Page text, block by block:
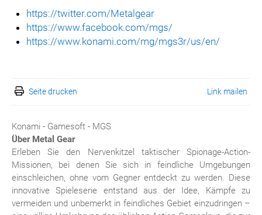
https://twitter.com/Metalgear
https://www.facebook.com/mgs/
https://www.konami.com/mg/mgs3r/us/en/
Seite drucken Link mailen
Konami - Gamesoft - MGS
Über Metal Gear
Erleben Sie den Nervenkitzel taktischer Spionage-Action-
Missionen, bei denen Sie sich in feindliche Umgebungen
einschleichen, ohne vom Gegner entdeckt zu werden. Diese
innovative Spieleserie entstand aus der Idee, Kämpfe zu
vermeiden und unbemerkt in feindliches Gebiet einzudringen –